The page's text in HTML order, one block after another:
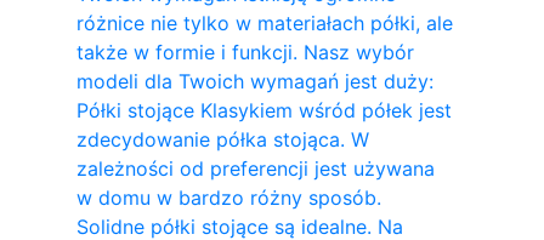
różnice nie tylko w materiałach półki, ale
także w formie i funkcji. Nasz wybór
modeli dla Twoich wymagań jest duży:
Półki stojące Klasykiem wśród półek jest
zdecydowanie półka stojąca. W
zależności od preferencji jest używana
w domu w bardzo różny sposób.
Solidne półki stojące są idealne. Na